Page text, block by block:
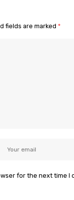
fields are marked *
for the next time I